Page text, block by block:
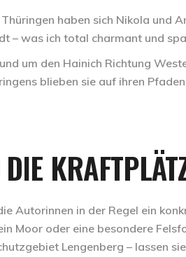
haben sich Nikola und
– was ich total charmant und
um den Hainich Richtung
blieben sie auf ihren
Autorinnen in der Regel ein
Moor oder eine besondere
Lengenberg – lassen